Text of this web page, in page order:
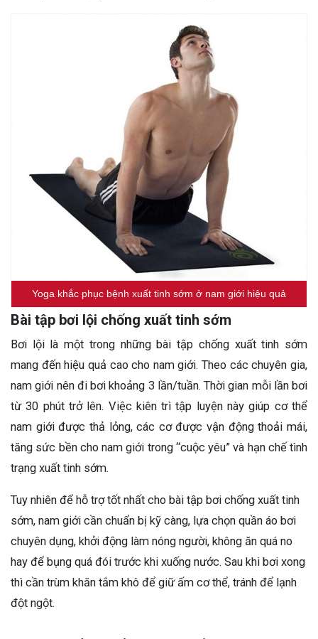
Yoga khắc phục bệnh xuất tinh sớm ở nam giới hiệu quả
Bài tập bơi lội chống xuất tinh sớm
Bơi lội là một trong những bài tập chống xuất tinh sớm
mang đến hiệu quả cao cho nam giới. Theo các chuyên gia,
nam giới nên đi bơi khoảng 3 lần/tuần. Thời gian mỗi lần bơi
từ 30 phút trở lên. Việc kiên trì tập luyện này giúp cơ thể
nam giới được thả lỏng, các cơ được vận động thoải mái,
tăng sức bền cho nam giới trong “cuộc yêu” và hạn chế tình
trạng xuất tinh sớm.
Tuy nhiên để hỗ trợ tốt nhất cho bài tập bơi chống xuất tinh
sớm, nam giới cần chuẩn bị kỹ càng, lựa chọn quần áo bơi
chuyên dụng, khởi động làm nóng người, không ăn quá no
hay để bụng quá đói trước khi xuống nước. Sau khi bơi xong
thì cần trùm khăn tắm khô để giữ ấm cơ thể, tránh để lạnh
đột ngột.